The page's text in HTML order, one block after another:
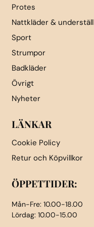
Protes
Nattkläder & underställ
Sport
Strumpor
Badkläder
Övrigt
Nyheter
LÄNKAR
Cookie Policy
Retur och Köpvillkor
ÖPPETTIDER:
Mån-Fre: 10.00-18.00
Lördag: 10.00-15.00